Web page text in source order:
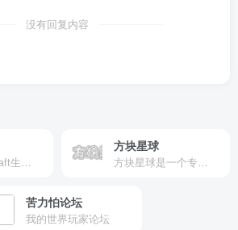
没有回复内容
专注于Minecraft生态建设
方块星球
方块星球是一个专注于我的世界的中文论坛，提供丰富的资源分享、玩家交流和创意展示，包括地图、皮肤、数据包等内容，打造Minecraft玩家的专属社区乐园！
苦力怕论坛
我的世界玩家论坛